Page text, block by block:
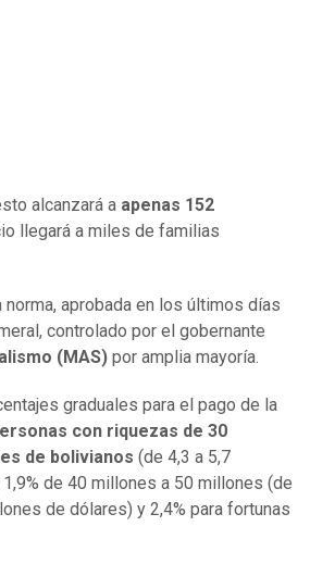
alcanzará a apenas 152
llegará a miles de familias
norma, aprobada en los últimos días
controlado por el gobernante
(MAS) por amplia mayoría.
graduales para el pago de la
con riquezas de 30
de bolivianos (de 4,3 a 5,7
de 40 millones a 50 millones (de
de dólares) y 2,4% para fortunas